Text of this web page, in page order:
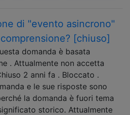
di "evento asincrono"
[chiuso]
domanda è basata
. Attualmente non accetta
2 anni fa . Bloccato .
e le sue risposte sono
la domanda è fuori tema
storico. Attualmente